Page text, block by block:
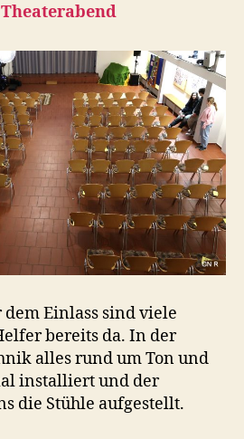
dem Einlass sind viele
bereits da. In der
alles rund um Ton und
installiert und der
die Stühle aufgestellt.